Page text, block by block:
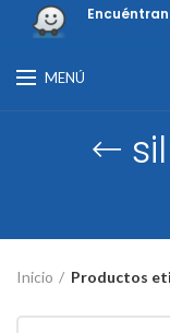
MENÚ
Inicio Productos